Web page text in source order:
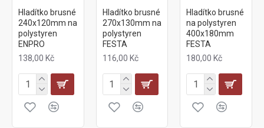
Hladítko brusné
240x120mm na
polystyren
ENPRO
138,00 Kč
Hladítko brusné
270x130mm na
polystyren
FESTA
116,00 Kč
Hladítko brusné
na polystyren
400x180mm
FESTA
180,00 Kč